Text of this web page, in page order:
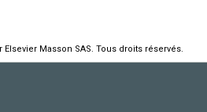
Masson SAS. Tous droits réservés.